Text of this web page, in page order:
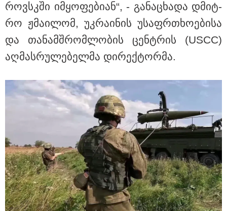
19:33 / 07-08-2026
"მოვიპოვეთ ფარული ჩანაწერი ნია იმნაძესა და
მამამისს შორის, განიხილავდნენ, როგორ ჩაიდინა
გაბაშვილმა დანაშაული" - გიგა ავალიანის საქმის
პროკურორი ნია იმნაძის და მამის დიალოგის
ფარული ჩანაწერის შინაარსს ასაჯაროებს
როვ­სკში იმ­ყო­ფე­ბი­ან“, - გა­ნა­ცხა­და დმიტ­
რო ჟმა­ი­ლომ, უკ­რა­ი­ნის უსაფრ­თხო­ე­ბი­სა
და თა­ნამ­შრომ­ლო­ბის ცენ­ტრის (USCC)
აღ­მას­რუ­ლე­ბელ­მა დი­რექ­ტორ­მა.